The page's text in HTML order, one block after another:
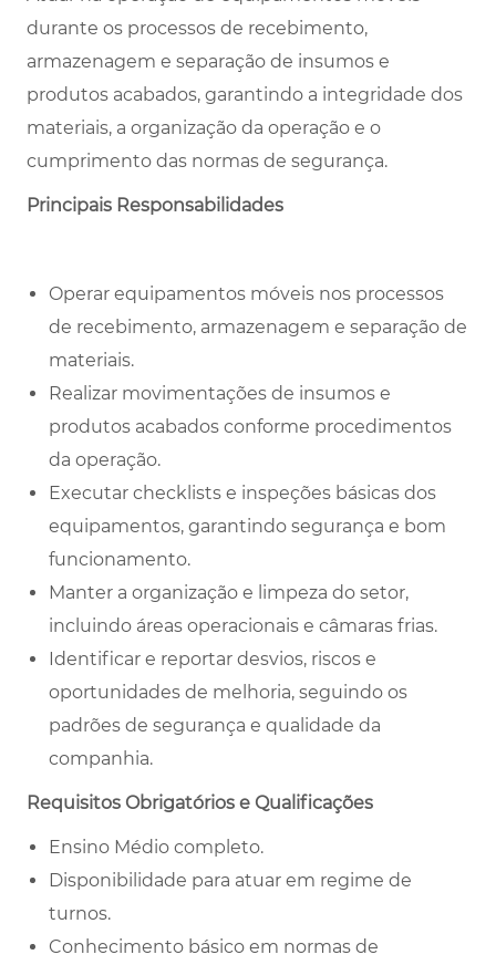
durante os processos de recebimento,
armazenagem e separação de insumos e
produtos acabados, garantindo a integridade dos
materiais, a organização da operação e o
cumprimento das normas de segurança.
Principais Responsabilidades
Operar equipamentos móveis nos processos
de recebimento, armazenagem e separação de
materiais.
Realizar movimentações de insumos e
produtos acabados conforme procedimentos
da operação.
Executar checklists e inspeções básicas dos
equipamentos, garantindo segurança e bom
funcionamento.
Manter a organização e limpeza do setor,
incluindo áreas operacionais e câmaras frias.
Identificar e reportar desvios, riscos e
oportunidades de melhoria, seguindo os
padrões de segurança e qualidade da
companhia.
Requisitos Obrigatórios e Qualificações
Ensino Médio completo.
Disponibilidade para atuar em regime de
turnos.
Conhecimento básico em normas de